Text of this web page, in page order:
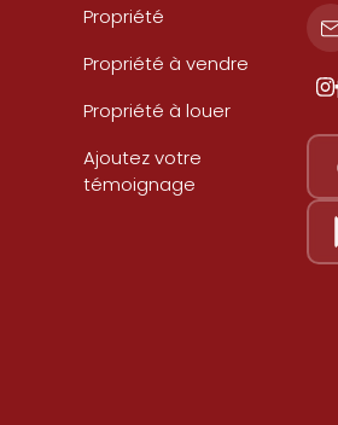
Propriété
Propriété à vendre
Propriété à louer
Ajoutez votre
témoignage